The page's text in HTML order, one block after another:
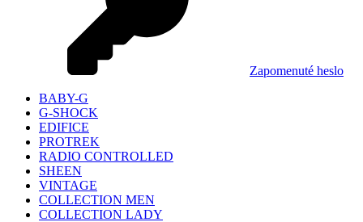
Zapomenuté heslo
BABY-G
G-SHOCK
EDIFICE
PROTREK
RADIO CONTROLLED
SHEEN
VINTAGE
COLLECTION MEN
COLLECTION LADY